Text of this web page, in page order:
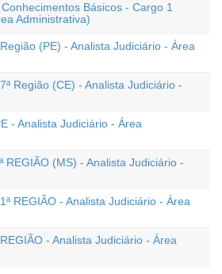
Básicos - Cargo 1
Administrativa)
(PE) - Analista Judiciário - Área
Região (CE) - Analista Judiciário -
- Analista Judiciário - Área
REGIÃO (MS) - Analista Judiciário -
REGIÃO - Analista Judiciário - Área
- Analista Judiciário - Área